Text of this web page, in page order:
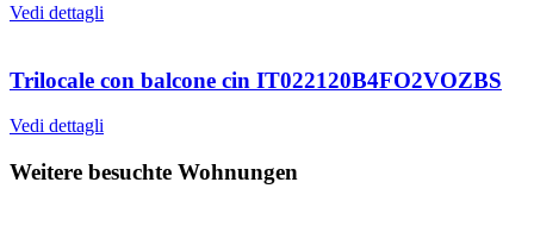
Vedi dettagli
Trilocale con balcone cin IT022120B4FO2VOZBS
Vedi dettagli
Weitere besuchte Wohnungen